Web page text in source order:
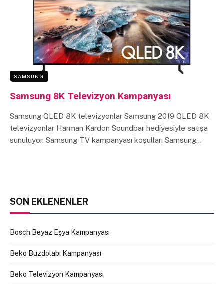
SAMSUNG
Samsung 8K Televizyon Kampanyası
Samsung QLED 8K televizyonlar Samsung 2019 QLED 8K
televizyonlar Harman Kardon Soundbar hediyesiyle satışa
sunuluyor. Samsung TV kampanyası koşulları Samsung…
SON EKLENENLER
Bosch Beyaz Eşya Kampanyası
Beko Buzdolabı Kampanyası
Beko Televizyon Kampanyası